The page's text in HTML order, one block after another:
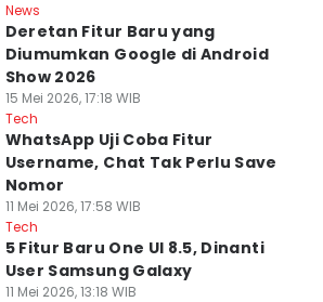
News
Deretan Fitur Baru yang
Diumumkan Google di Android
Show 2026
15 Mei 2026, 17:18 WIB
Tech
WhatsApp Uji Coba Fitur
Username, Chat Tak Perlu Save
Nomor
11 Mei 2026, 17:58 WIB
Tech
5 Fitur Baru One UI 8.5, Dinanti
User Samsung Galaxy
11 Mei 2026, 13:18 WIB